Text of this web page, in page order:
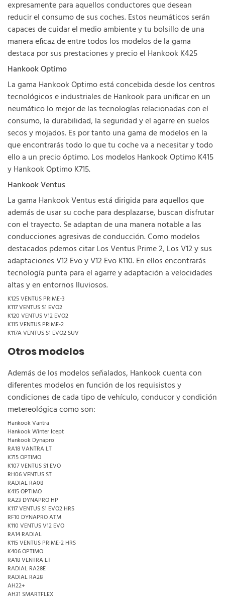
expresamente para aquellos conductores que desean
reducir el consumo de sus coches. Estos neumáticos serán
capaces de cuidar el medio ambiente y tu bolsillo de una
manera eficaz de entre todos los modelos de la gama
destaca por sus prestaciones y precio el Hankook K425
Hankook Optimo
La gama Hankook Optimo está concebida desde los centros
tecnológicos e industriales de Hankook para unificar en un
neumático lo mejor de las tecnologías relacionadas con el
consumo, la durabilidad, la seguridad y el agarre en suelos
secos y mojados. Es por tanto una gama de modelos en la
que encontrarás todo lo que tu coche va a necesitar y todo
ello a un precio óptimo. Los modelos Hankook Optimo K415
y Hankook Optimo K715.
Hankook Ventus
La gama Hankook Ventus está dirigida para aquellos que
además de usar su coche para desplazarse, buscan disfrutar
con el trayecto. Se adaptan de una manera notable a las
conducciones agresivas de conducción. Como modelos
destacados pdemos citar Los Ventus Prime 2, Los V12 y sus
adaptaciones V12 Evo y V12 Evo K110. En ellos encontrarás
tecnología punta para el agarre y adaptación a velocidades
altas y en entornos lluviosos.
K125 VENTUS PRIME-3
K117 VENTUS S1 EVO2
K120 VENTUS V12 EVO2
K115 VENTUS PRIME-2
K117A VENTUS S1 EVO2 SUV
Otros modelos
Además de los modelos señalados, Hankook cuenta con
diferentes modelos en función de los requisistos y
condiciones de cada tipo de vehículo, conducor y condición
metereológica como son:
Hankook Vantra
Hankook Winter Icept
Hankook Dynapro
RA18 VANTRA LT
K715 OPTIMO
K107 VENTUS S1 EVO
RH06 VENTUS ST
RADIAL RA08
K415 OPTIMO
RA23 DYNAPRO HP
K117 VENTUS S1 EVO2 HRS
RF10 DYNAPRO ATM
K110 VENTUS V12 EVO
RA14 RADIAL
K115 VENTUS PRIME-2 HRS
K406 OPTIMO
RA18 VENTRA LT
RADIAL RA28E
RADIAL RA28
AH22+